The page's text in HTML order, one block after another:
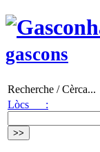
gascons
Recherche / Cèrca...
Lòcs :